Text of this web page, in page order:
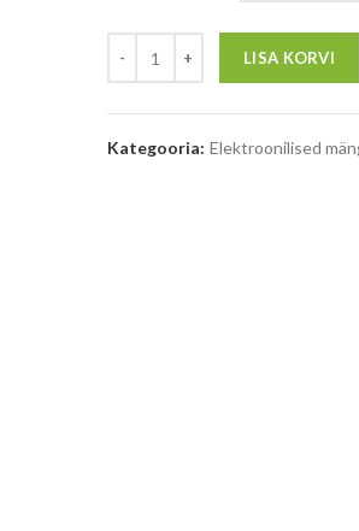
LISA KORVI
Kategooria: Elektroonilised